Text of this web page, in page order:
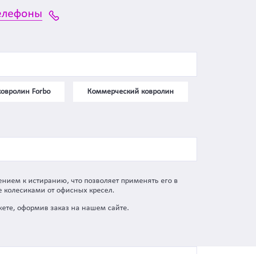
Forbo Коммерческий ковролин
к истиранию, что позволяет применять его в
от офисных кресел.
оформив заказ на нашем сайте.